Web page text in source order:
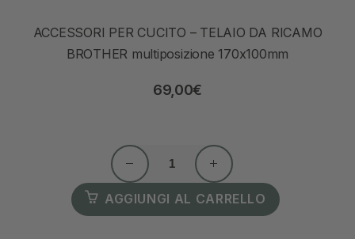
ACCESSORI PER CUCITO – TELAIO DA RICAMO
BROTHER multiposizione 170x100mm
69,00€
AGGIUNGI AL CARRELLO